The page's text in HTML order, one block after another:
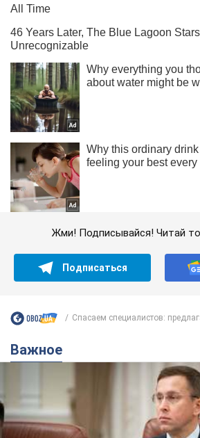
Жми! Подписывайся! Читай
Подписаться
Спасаем специалистов:
Важное